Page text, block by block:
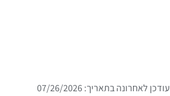
עודכן לאחרונה בתאריך: 07/26/2026